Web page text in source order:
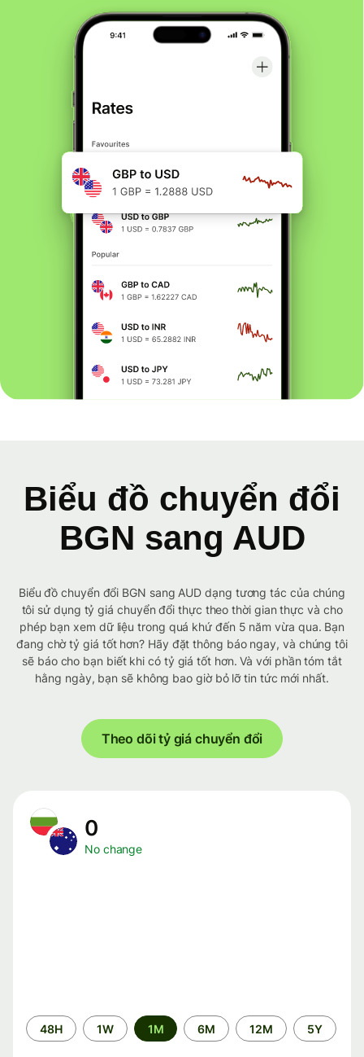
Biểu đồ chuyển đổi
BGN sang AUD
Biểu đồ chuyển đổi BGN sang AUD dạng tương tác của chúng
tôi sử dụng tỷ giá chuyển đổi thực theo thời gian thực và cho
phép bạn xem dữ liệu trong quá khứ đến 5 năm vừa qua. Bạn
đang chờ tỷ giá tốt hơn? Hãy đặt thông báo ngay, và chúng tôi
sẽ báo cho bạn biết khi có tỷ giá tốt hơn. Và với phần tóm tắt
hằng ngày, bạn sẽ không bao giờ bỏ lỡ tin tức mới nhất.
Theo dõi tỷ giá chuyển đổi
0
No change
Time
period
48H 1W 1M 6M 12M 5Y